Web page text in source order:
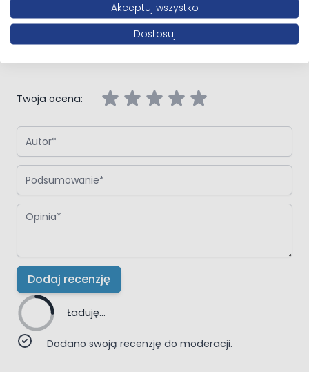
Napisz własną recenzję
Oltens Disa drzwi prysznicowe 100
Twoja ocena:
Autor
Podsumowanie
Opinia
Dodaj recenzję
Ładuję...
Dodano swoją recenzję do moderacji.
Akceptuj wszystko
Dostosuj